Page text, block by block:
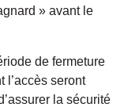
» avant le
de fermeture
l’accès seront
assurer la sécurité